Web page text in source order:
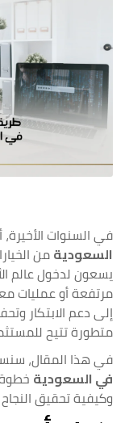
في السنوات
السعوديةمن
يسعون لدخول عالم
مرتفعة أو عمليات
إلى دعم الابتكار
متطورة تتيح
في هذا المقال،
في السعودية
وكيفية تحقيق